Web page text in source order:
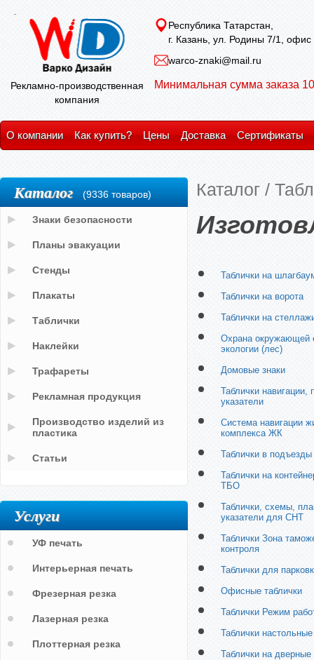
Рекламно-производственная
компания
Республика Татарстан,
г. Казань, ул. Родины 7/1, офис
warco-znaki@mail.ru
Минимальная сумма заказа
О компании Как купить? Цены Доставка Сертификаты
Каталог /
Таблички на
Таблички на ворота
Таблички на
Охрана окружающей
экологии (лес)
Домовые знаки
Таблички навигации,
указатели
Система навигации
комплекса ЖК
Таблички в
Таблички на
ТБО
Таблички, схемы,
указатели для СНТ
Таблички Зона
контроля
Таблички для
Офисные таблички
Таблички Режим
Таблички настольные
Таблички на дверные
Каталог (9336 товаров)
Знаки безопасности
Планы эвакуации
Стенды
Плакаты
Таблички
Наклейки
Трафареты
Рекламная продукция
Производство изделий из
пластика
Статьи
Услуги
УФ печать
Интерьерная печать
Фрезерная резка
Лазерная резка
Плоттерная резка